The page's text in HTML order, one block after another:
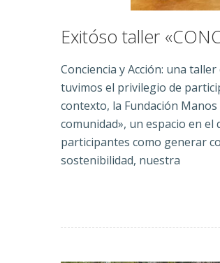
Exitóso taller
Conciencia y Acción: una
tuvimos el privilegio de
contexto, la Fundación
comunidad», un espacio en
participantes como generar
sostenibilidad, nuestra